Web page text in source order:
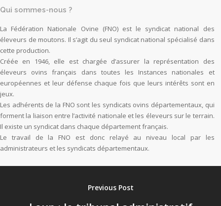
Qui sommes-nous ?
La Fédération Nationale Ovine (FNO) est le syndicat national des
éleveurs de moutons. Il s’agit du seul syndicat national spécialisé dans
cette production.
Créée en 1946, elle est chargée d’assurer la représentation des
éleveurs ovins français dans toutes les Instances nationales et
européennes et leur défense chaque fois que leurs intérêts sont en
jeux.
Les adhérents de la FNO sont les syndicats ovins départementaux, qui
forment la liaison entre l’activité nationale et les éleveurs sur le terrain.
Il existe un syndicat dans chaque département français.
Le travail de la FNO est donc relayé au niveau local par les
administrateurs et les syndicats départementaux.
Previous Post